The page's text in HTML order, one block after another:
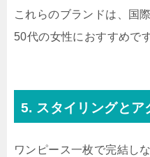
これらのブランドは、国
50代の女性におすすめです
5. スタイリングとア
ワンピース一枚で完結し